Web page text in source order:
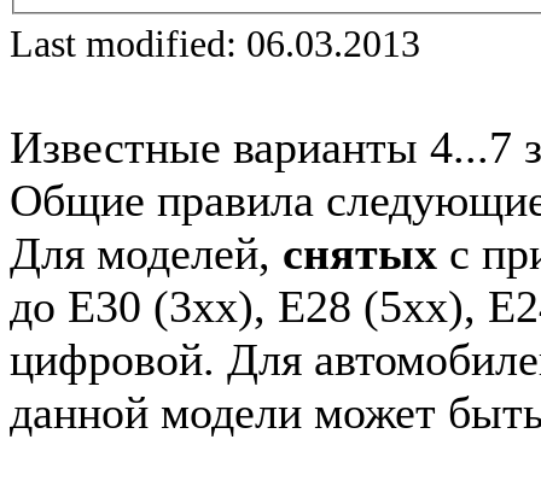
Last modified: 06.03.2013
Известные варианты 4...7
Общие правила
Для моделей, снятых с
до E30 (3xx), E28 (5xx),
цифровой. Для
данной модели может